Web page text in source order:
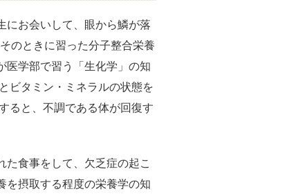
にお会いして、眼から鱗が落
のときに習った分子整合栄養
医学部で習う「生化学」の知
ビタミン・ミネラルの状態を
ると、不調である体が回復す
食事をして、欠乏症の起こ
を摂取する程度の栄養学の知